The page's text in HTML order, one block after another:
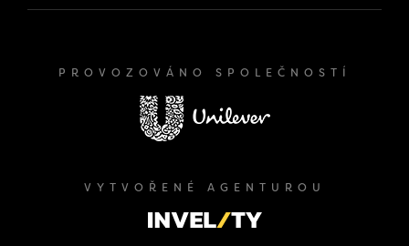
PROVOZOVÁNO SPOLEČNOSTÍ
VYTVOŘENÉ AGENTUROU